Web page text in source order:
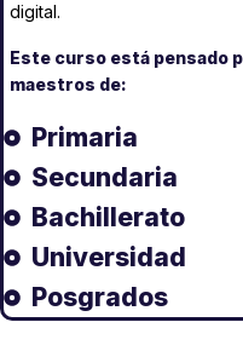
digital.
Este curso está pensado
maestros de:
Primaria
Secundaria
Bachillerato
Universidad
Posgrados